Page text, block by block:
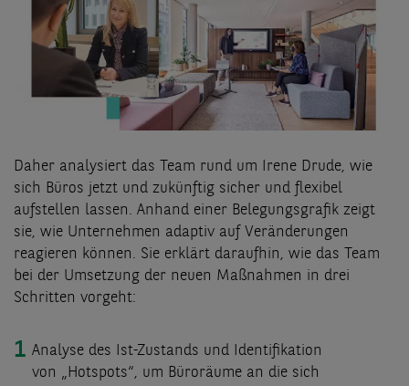
Daher analysiert das Team rund um Irene Drude, wie
sich Büros jetzt und zukünftig sicher und flexibel
aufstellen lassen. Anhand einer Belegungsgrafik zeigt
sie, wie Unternehmen adaptiv auf Veränderungen
reagieren können. Sie erklärt daraufhin, wie das Team
bei der Umsetzung der neuen Maßnahmen in drei
Schritten vorgeht:
Analyse des Ist-Zustands und Identifikation
von „Hotspots“, um Büroräume an die sich